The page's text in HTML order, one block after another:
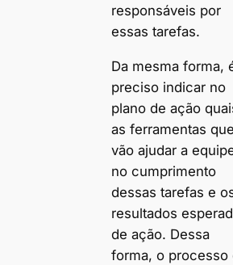
responsáveis por
essas tarefas.
Da mesma forma,
preciso indicar no
plano de ação
as ferramentas que
vão ajudar a
no cumprimento
dessas tarefas e
resultados
de ação. Dessa
forma, o processo